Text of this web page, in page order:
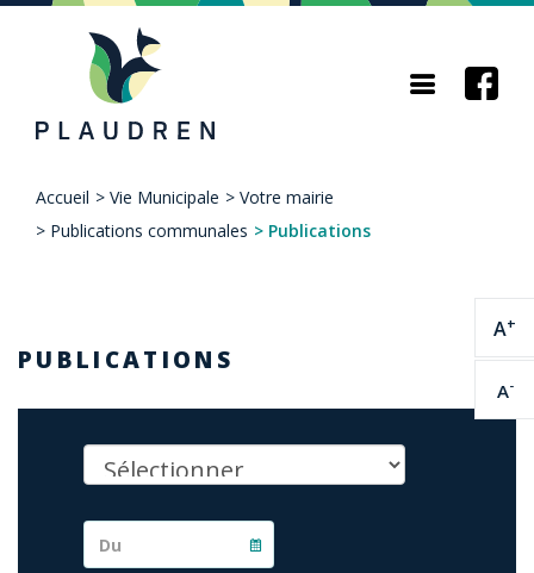
Aller
contenu
principal
A+
A-
Fil
Accueil > Vie Municipale > Votre mairie
> Publications communales > Publications
PUBLICATIONS